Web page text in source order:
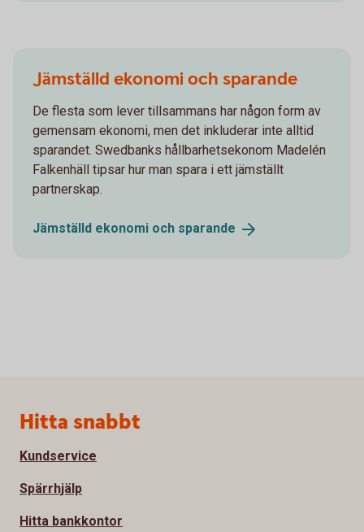
Jämställd ekonomi och sparande
De flesta som lever tillsammans har någon form av
gemensam ekonomi, men det inkluderar inte alltid
sparandet. Swedbanks hållbarhetsekonom Madelén
Falkenhäll tipsar hur man spara i ett jämställt
partnerskap.
Jämställd ekonomi och sparande
Sidfot
Hitta snabbt
Kundservice
Spärrhjälp
Hitta bankkontor